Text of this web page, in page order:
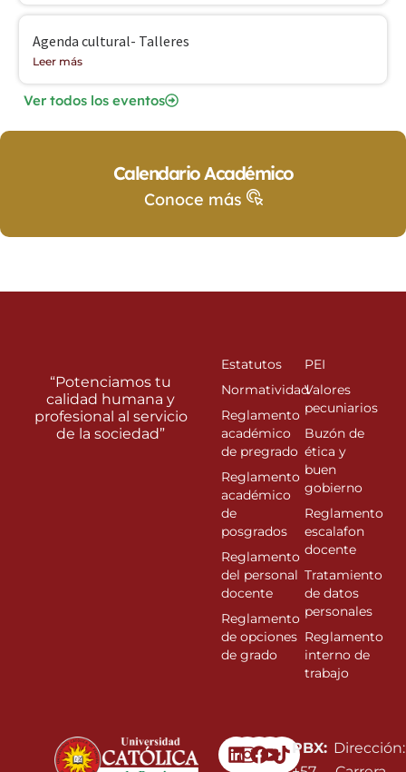
Agenda cultural- Talleres
Leer más
Ver todos los eventos
Calendario Académico
Conoce más
Linkedin
Instagram
Facebook
Youtube
PBX: Dirección:
“Potenciamos tu
calidad humana y
profesional al servicio
de la sociedad”
Estatutos
Normatividad
Reglamento
académico
de pregrado
Reglamento
académico
de
posgrados
Reglamento
del personal
docente
Reglamento
de opciones
de grado
PEI
Valores
pecuniarios
Buzón de
ética y
buen
gobierno
Reglamento
escalafon
docente
Tratamiento
de datos
personales
Reglamento
interno de
trabajo